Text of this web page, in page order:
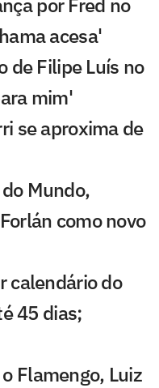
acesa'
de Filipe Luís no
mim'
se aproxima de
Mundo,
como novo
calendário do
45 dias;
Flamengo, Luiz